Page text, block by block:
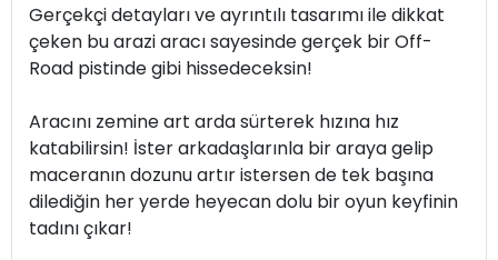
Gerçekçi detayları ve ayrıntılı tasarımı ile dikkat
çeken bu arazi aracı sayesinde gerçek bir Off-
Road pistinde gibi hissedeceksin!
Aracını zemine art arda sürterek hızına hız
katabilirsin! İster arkadaşlarınla bir araya gelip
maceranın dozunu artır istersen de tek başına
dilediğin her yerde heyecan dolu bir oyun keyfinin
tadını çıkar!